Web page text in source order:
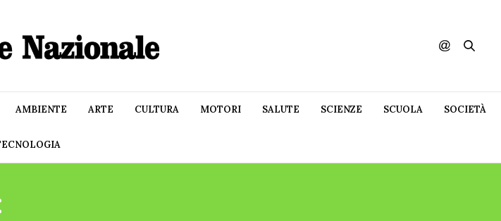
AMBIENTE ARTE CULTURA MOTORI SALUTE SCIENZE SCUOLA SOCIETÀ